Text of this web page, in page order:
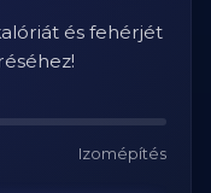
és fehérjét
Izomépítés